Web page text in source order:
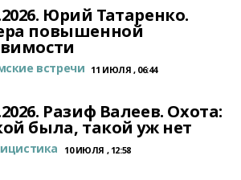
Юрий Татаренко.
повышенной
встречи 11 ИЮЛЯ , 06:44
Разиф Валеев. Охота:
была, такой уж нет
10 ИЮЛЯ , 12:58